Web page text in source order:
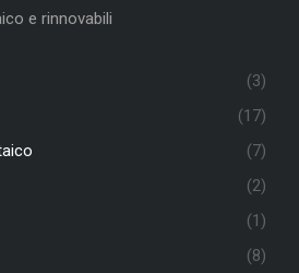
e rinnovabili
(3)
(17)
(7)
(2)
(1)
(8)